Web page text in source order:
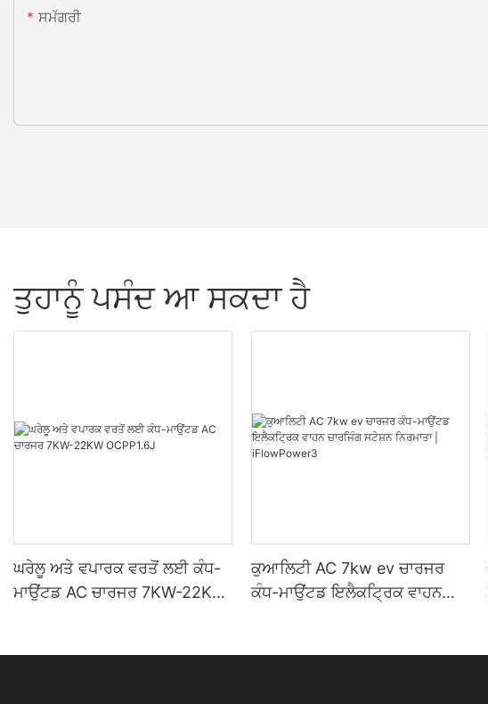
ਸਮੱਗਰੀ
ਤੁਹਾਨੂੰ ਪਸੰਦ ਆ ਸਕਦਾ ਹੈ
ਘਰੇਲੂ ਅਤੇ ਵਪਾਰਕ ਵਰਤੋਂ ਲਈ ਕੰਧ-
ਮਾਉਂਟਡ AC ਚਾਰਜਰ 7KW-22KW
ਕੁਆਲਿਟੀ AC 7kw ev ਚਾਰਜਰ
ਕੰਧ-ਮਾਉਂਟਡ ਇਲੈਕਟ੍ਰਿਕ ਵਾਹਨ